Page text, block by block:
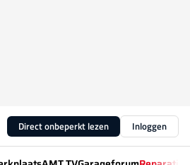
Direct onbeperkt lezen Inloggen